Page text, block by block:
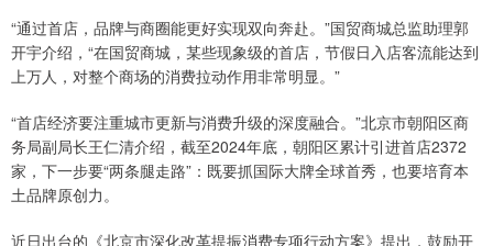
“通过首店，品牌与商圈能更好实现双向奔赴。”国贸商城总监助理郭
开宇介绍，“在国贸商城，某些现象级的首店，节假日入店客流能达到
上万人，对整个商场的消费拉动作用非常明显。”
“首店经济要注重城市更新与消费升级的深度融合。”北京市朝阳区商
务局副局长王仁清介绍，截至2024年底，朝阳区累计引进首店2372
家，下一步要“两条腿走路”：既要抓国际大牌全球首秀，也要培育本
土品牌原创力。
近日出台的《北京市深化改革提振消费专项行动方案》提出，鼓励开